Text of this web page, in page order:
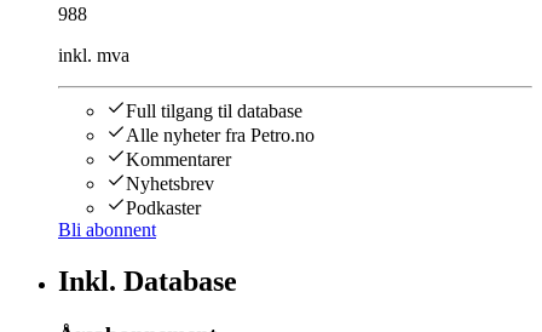
988
inkl. mva
Full tilgang til database
Alle nyheter fra Petro.no
Kommentarer
Nyhetsbrev
Podkaster
Bli abonnent
Inkl. Database